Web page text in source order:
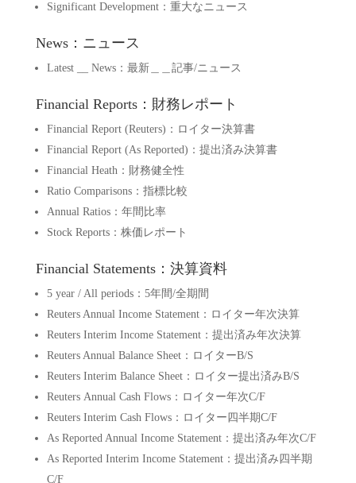
Significant Development：重大なニュース
News：ニュース
Latest __ News：最新＿＿記事/ニュース
Financial Reports：財務レポート
Financial Report (Reuters)：ロイター決算書
Financial Report (As Reported)：提出済み決算書
Financial Heath：財務健全性
Ratio Comparisons：指標比較
Annual Ratios：年間比率
Stock Reports：株価レポート
Financial Statements：決算資料
5 year / All periods：5年間/全期間
Reuters Annual Income Statement：ロイター年次決算
Reuters Interim Income Statement：提出済み年次決算
Reuters Annual Balance Sheet：ロイターB/S
Reuters Interim Balance Sheet：ロイター提出済みB/S
Reuters Annual Cash Flows：ロイター年次C/F
Reuters Interim Cash Flows：ロイター四半期C/F
As Reported Annual Income Statement：提出済み年次C/F
As Reported Interim Income Statement：提出済み四半期
C/F